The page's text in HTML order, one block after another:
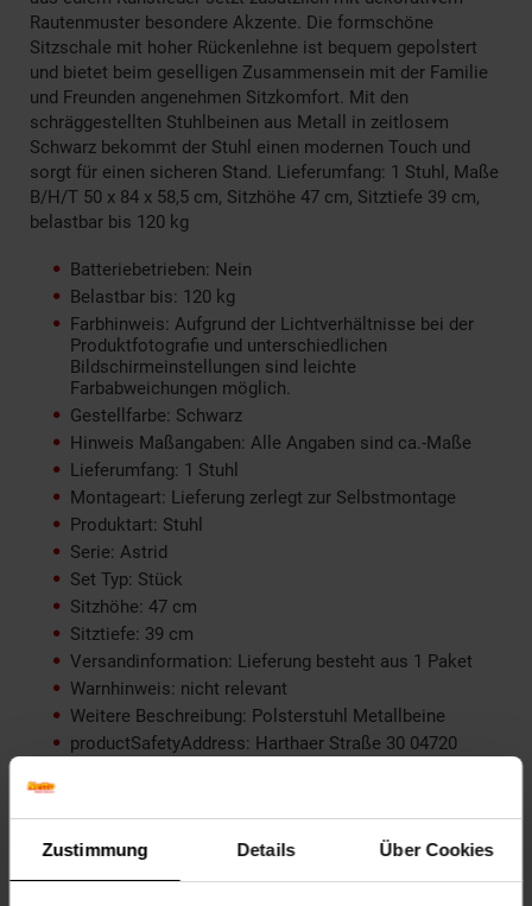
Zustimmung Details Über Cookies
Rautenmuster besondere Akzente. Die formschöne
Sitzschale mit hoher Rückenlehne ist bequem gepolstert
und bietet beim geselligen Zusammensein mit der Familie
und Freunden angenehmen Sitzkomfort. Mit den
schräggestellten Stuhlbeinen aus Metall in zeitlosem
Schwarz bekommt der Stuhl einen modernen Touch und
sorgt für einen sicheren Stand. Lieferumfang: 1 Stuhl, Maße
B/H/T 50 x 84 x 58,5 cm, Sitzhöhe 47 cm, Sitztiefe 39 cm,
belastbar bis 120 kg
Batteriebetrieben: Nein
Belastbar bis: 120 kg
Farbhinweis: Aufgrund der Lichtverhältnisse bei der
Produktfotografie und unterschiedlichen
Bildschirmeinstellungen sind leichte
Farbabweichungen möglich.
Gestellfarbe: Schwarz
Hinweis Maßangaben: Alle Angaben sind ca.-Maße
Lieferumfang: 1 Stuhl
Montageart: Lieferung zerlegt zur Selbstmontage
Produktart: Stuhl
Serie: Astrid
Set Typ: Stück
Sitzhöhe: 47 cm
Sitztiefe: 39 cm
Versandinformation: Lieferung besteht aus 1 Paket
Warnhinweis: nicht relevant
Weitere Beschreibung: Polsterstuhl Metallbeine
productSafetyAddress: Harthaer Straße 30 04720
productSafetyName: HTI Germany GmbH
productSafetyPhone: +49 (0) 3431 6064831